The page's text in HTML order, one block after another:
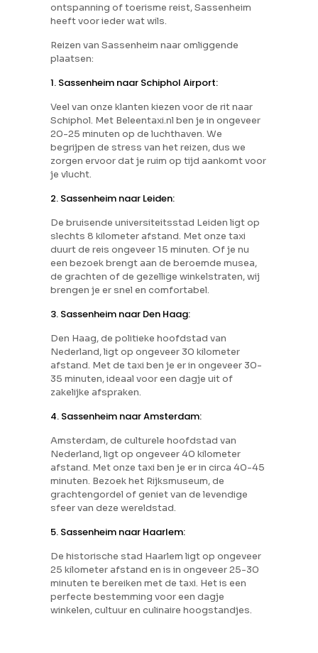
ontspanning of toerisme reist, Sassenheim
heeft voor ieder wat wils.
Reizen van Sassenheim naar omliggende
plaatsen:
1. Sassenheim naar Schiphol Airport:
Veel van onze klanten kiezen voor de rit naar
Schiphol. Met Beleentaxi.nl ben je in ongeveer
20-25 minuten op de luchthaven. We
begrijpen de stress van het reizen, dus we
zorgen ervoor dat je ruim op tijd aankomt voor
je vlucht.
2. Sassenheim naar Leiden:
De bruisende universiteitsstad Leiden ligt op
slechts 8 kilometer afstand. Met onze taxi
duurt de reis ongeveer 15 minuten. Of je nu
een bezoek brengt aan de beroemde musea,
de grachten of de gezellige winkelstraten, wij
brengen je er snel en comfortabel.
3. Sassenheim naar Den Haag:
Den Haag, de politieke hoofdstad van
Nederland, ligt op ongeveer 30 kilometer
afstand. Met de taxi ben je er in ongeveer 30-
35 minuten, ideaal voor een dagje uit of
zakelijke afspraken.
4. Sassenheim naar Amsterdam:
Amsterdam, de culturele hoofdstad van
Nederland, ligt op ongeveer 40 kilometer
afstand. Met onze taxi ben je er in circa 40-45
minuten. Bezoek het Rijksmuseum, de
grachtengordel of geniet van de levendige
sfeer van deze wereldstad.
5. Sassenheim naar Haarlem:
De historische stad Haarlem ligt op ongeveer
25 kilometer afstand en is in ongeveer 25-30
minuten te bereiken met de taxi. Het is een
perfecte bestemming voor een dagje
winkelen, cultuur en culinaire hoogstandjes.